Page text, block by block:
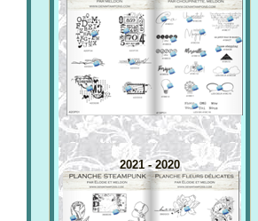
2021 - 2020